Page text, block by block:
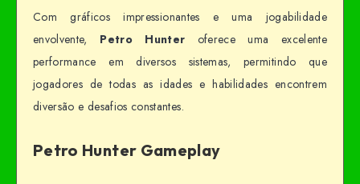
Com gráficos impressionantes e uma jogabilidade
envolvente, Petro Hunter oferece uma excelente
performance em diversos sistemas, permitindo que
jogadores de todas as idades e habilidades encontrem
diversão e desafios constantes.
Petro Hunter Gameplay